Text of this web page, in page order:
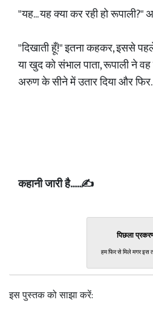
​"यह... यह क्या कर रही हो
​"दिखाती हूँ!" इतना कहकर, इससे
या खुद को संभाल पाता, रूपाली ने
अरुण के सीने में उतार दिया और
कहानी जारी है......✍️
पिछला
हम फिर से मिले मगर इस
इस पुस्तक को साझा करें: